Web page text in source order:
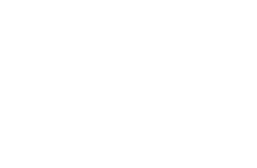
wird der Dialog geschlossen. Seine